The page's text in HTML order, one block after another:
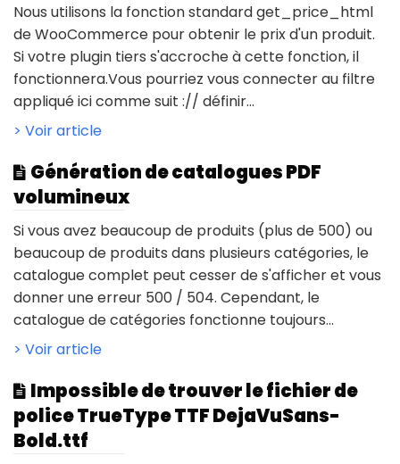
Nous utilisons la fonction standard get_price_html
de WooCommerce pour obtenir le prix d'un produit.
Si votre plugin tiers s'accroche à cette fonction, il
fonctionnera.Vous pourriez vous connecter au filtre
appliqué ici comme suit :// définir...
> Voir article
Génération de catalogues PDF
volumineux
Si vous avez beaucoup de produits (plus de 500) ou
beaucoup de produits dans plusieurs catégories, le
catalogue complet peut cesser de s'afficher et vous
donner une erreur 500 / 504. Cependant, le
catalogue de catégories fonctionne toujours...
> Voir article
Impossible de trouver le fichier de
police TrueType TTF DejaVuSans-
Bold.ttf